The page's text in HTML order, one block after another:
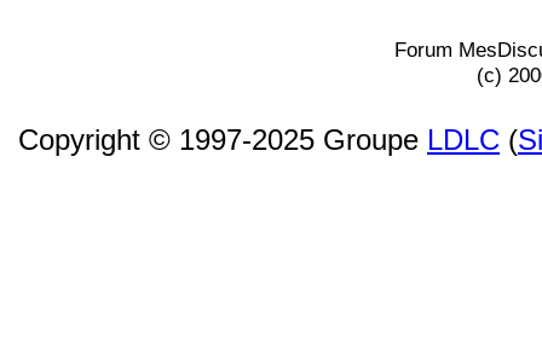
Forum
(c)
Copyright © 1997-2025 Groupe LDLC (